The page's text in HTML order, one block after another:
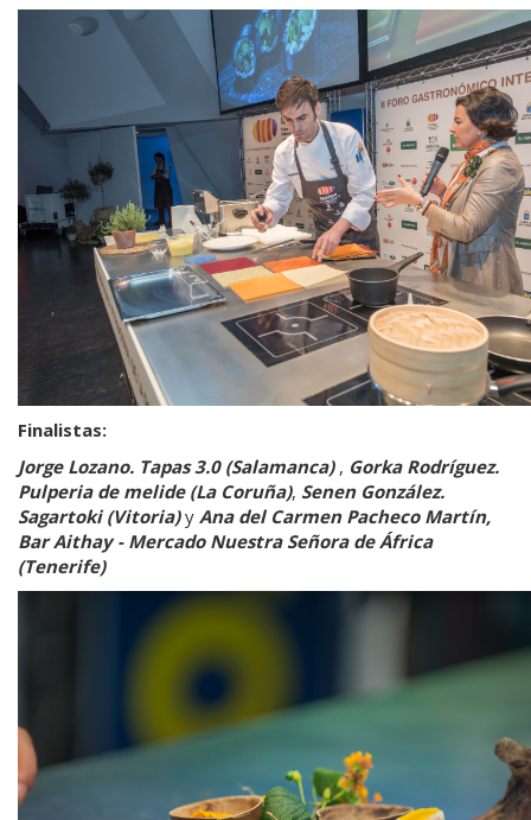
Finalistas:
Jorge Lozano. Tapas 3.0 (Salamanca), Gorka Rodríguez.
Pulperia de melide (La Coruña), Senen González.
Sagartoki (Vitoria)y Ana del Carmen Pacheco Martín,
Bar Aithay - Mercado Nuestra Señora de África
(Tenerife)